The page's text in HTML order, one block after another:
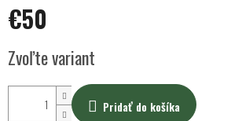
z
hviezdičiek.
€50
cena:
Zvoľte variant
Pridať do košíka